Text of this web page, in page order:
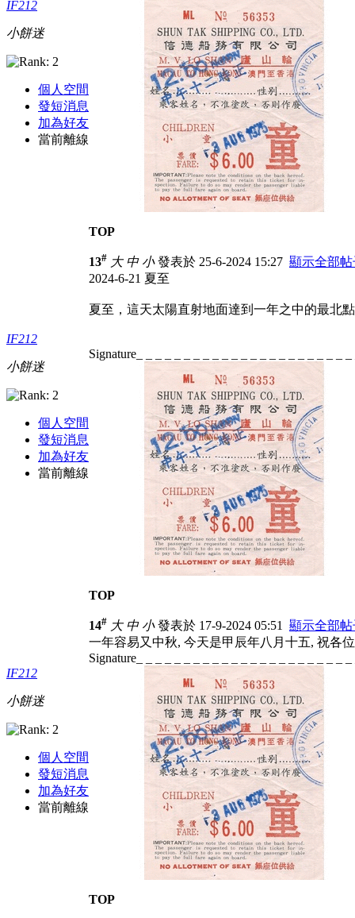
IF212
小餅迷
個人空間
發短消息
加為好友
當前離線
TOP
IF212
小餅迷
個人空間
發短消息
加為好友
當前離線
13# 大 中 小發表於 25-6-2024 15:27 顯示全部帖
2024-6-21 夏至
夏至，這天太陽直射地面達到一年之中的最北
Signature_ _ _ _ _ _ _ _ _ _ _ _ _ _ _ _ _ _ _ _ _ _
TOP
IF212
小餅迷
個人空間
發短消息
加為好友
當前離線
14# 大 中 小發表於 17-9-2024 05:51 顯示全部帖
一年容易又中秋, 今天是甲辰年八月十五, 祝各
Signature_ _ _ _ _ _ _ _ _ _ _ _ _ _ _ _ _ _ _ _ _ _
TOP